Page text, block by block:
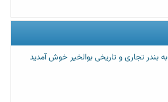
به بندر تجاری و تاریخی بوالخیر خوش آمدید